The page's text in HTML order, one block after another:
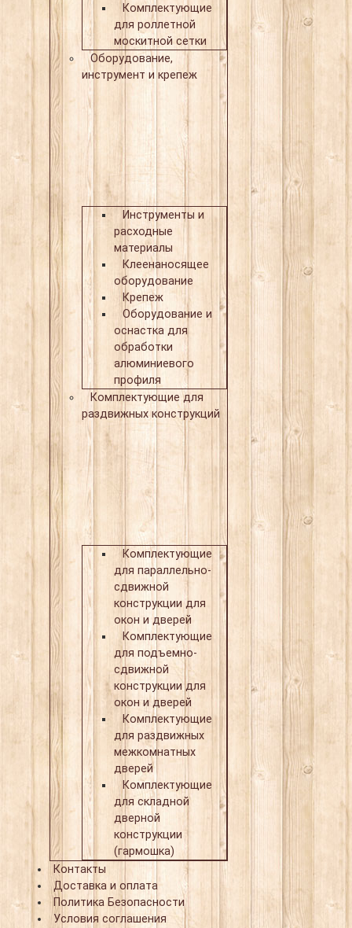
Комплектующие
для роллетной
москитной сетки
Оборудование,
инструмент и крепеж
Инструменты и
расходные
материалы
Клеенаносящее
оборудование
Крепеж
Оборудование и
оснастка для
обработки
алюминиевого
профиля
Комплектующие для
раздвижных конструкций
Комплектующие
для параллельно-
сдвижной
конструкции для
окон и дверей
Комплектующие
для подъемно-
сдвижной
конструкции для
окон и дверей
Комплектующие
для раздвижных
межкомнатных
дверей
Комплектующие
для складной
дверной
конструкции
(гармошка)
Контакты
Доставка и оплата
Политика Безопасности
Условия соглашения